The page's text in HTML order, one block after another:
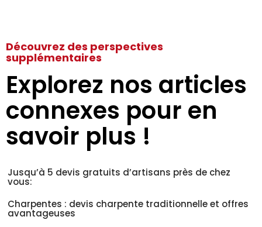
Découvrez des perspectives
supplémentaires
Explorez nos articles
connexes pour en
savoir plus !
Jusqu’à 5 devis gratuits d’artisans près de chez
vous:
Charpentes : devis charpente traditionnelle et offres
avantageuses